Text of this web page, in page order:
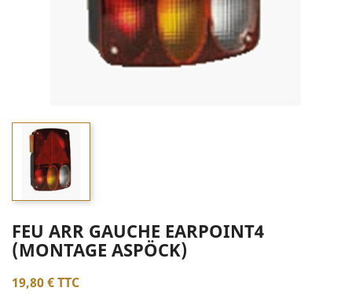
FEU ARR GAUCHE EARPOINT4
(MONTAGE ASPÖCK)
19,80 €TTC